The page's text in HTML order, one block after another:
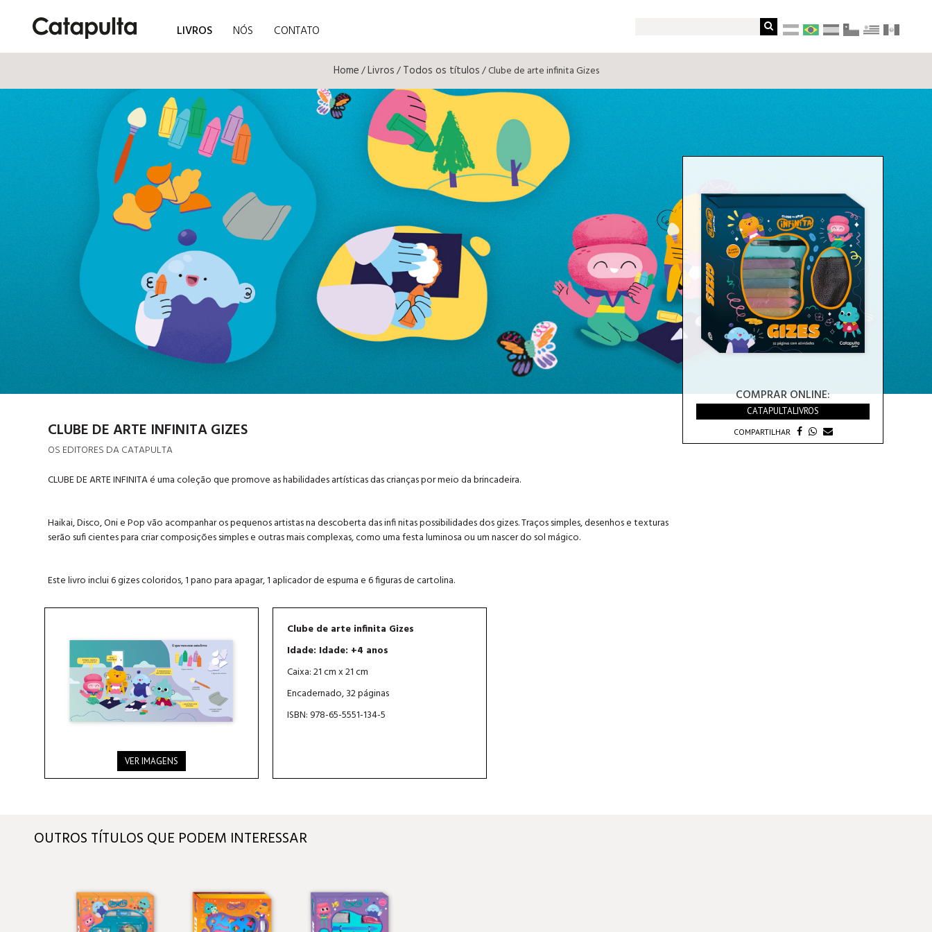
LIVROS NÓS CONTATO
Home/Livros/Todos os títulos/ Clube de arte infinita Gizes
COMPRAR ONLINE:
CATAPULTALIVROS
COMPARTILHAR
CLUBE DE ARTE INFINITA GIZES
OS EDITORES DA CATAPULTA
CLUBE DE ARTE INFINITA é uma coleção que promove as habilidades artísticas das crianças por meio da brincadeira.
Haikai, Disco, Oni e Pop vão acompanhar os pequenos artistas na descoberta das infi nitas possibilidades dos gizes. Traços simples, desenhos e texturas
serão sufi cientes para criar composições simples e outras mais complexas, como uma festa luminosa ou um nascer do sol mágico.
Este livro inclui 6 gizes coloridos, 1 pano para apagar, 1 aplicador de espuma e 6 figuras de cartolina.
VER IMAGENS
Clube de arte infinita Gizes
Idade: Idade: +4 anos
Caixa: 21 cm x 21 cm
Encadernado, 32 páginas
ISBN: 978-65-5551-134-5
OUTROS TÍTULOS QUE PODEM INTERESSAR